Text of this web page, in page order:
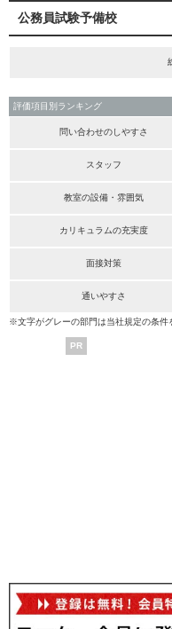
公務員試験予備校
評価項目別ランキング
問い合わせのしやすさ
スタッフ
教室の設備・雰囲気
カリキュラムの充実度
面接対策
通いやすさ
※文字がグレーの部門は当社規定の条件
PR